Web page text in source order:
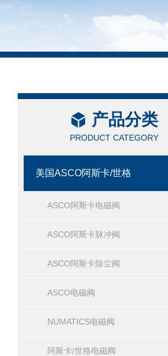
产品分类
PRODUCT CATEGORY
美国ASCO阿斯卡/世格
ASCO阿斯卡电磁阀
ASCO阿斯卡脉冲阀
ASCO阿斯卡除尘阀
ASCO电磁阀
NUMATICS电磁阀
阿斯卡/世格电磁阀